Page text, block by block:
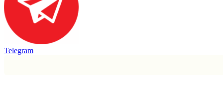
Telegram